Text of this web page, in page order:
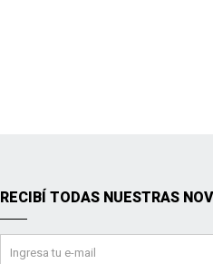
RECIBÍ TODAS NUESTRAS